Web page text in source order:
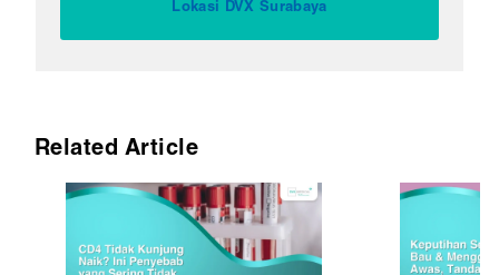
Lokasi DVX Surabaya
Related Article